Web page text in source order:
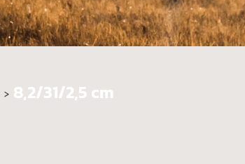
> 8,2/31/2,5 cm